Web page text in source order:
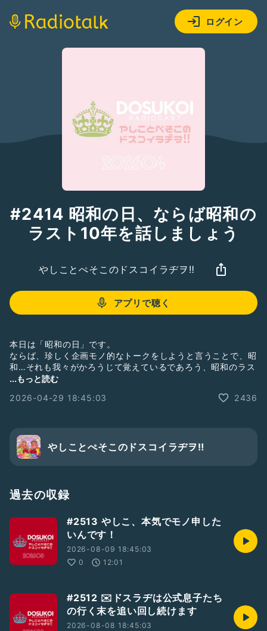
ログイン
#2414 昭和の日、ならば昭和の
ラスト10年を話しましょう
やしことぺそこのドスコイラヂヲ‼︎
アプリで聴く
本日は「昭和の日」です。
ならば、珍しく企画モノ的なトークをしようと言うことで、昭
和…それも我々がかろうじて覚えているであろう、昭和のラス
ト10年の話をしてみました。
でも流石やしこさんは姐御ね。なんでも知ってるわー。
おたよりフォーム📮「荒山セントラル郵便局」。
Radiotalk以外のプラットフォームからのドスラヂへの質問、
ソロラヂも極稀に配信中♡
☆やしこのぼちラヂ→ https://radiotalk.jp/program/44603
※「やしこのぼちラヂ」はラジオトークからのみ聴取可能です
各ソロラヂヲ専用のおたよりフォームが出来ました。
☆ぺそどコ専用📮「空豆川淵郵便局」→
https://forms.gle/MTao8NPqebxiQgK46
ダイレクトなおたよりは是非こちらへ！お待ちしてます♡
...もっと読む
2026-04-29 18:45:03
2436
やしことぺそこのドスコイラヂヲ‼︎
過去の収録
#2513 やしこ、本気でモノ申した
いんです！
2026-08-09 18:45:03
0
12:01
#2512 ✉️ドスラヂは公式息子たち
の行く末を追い回し続けます
2026-08-08 18:45:03